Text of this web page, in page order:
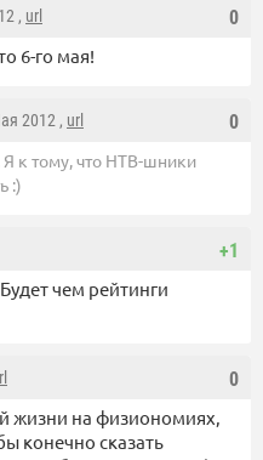
0
, url
6-го мая!
0
2012 , url
Я к тому, что НТВ-шники
:)
+1
чем рейтинги
0
жизни на физиономиях,
конечно сказать